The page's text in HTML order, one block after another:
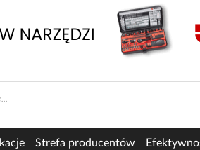
Strefa producentów